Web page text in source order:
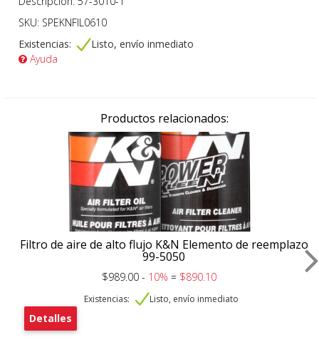
SKU: SPEKNFIL0610
Existencias:
Listo, envío inmediato
Ayuda
Productos relacionados:
Filtro de aire de alto flujo K&N Elemento de reemplazo
99-5050
$989.00 - 10%= $890.10
Existencias: Listo, envío inmediato
Detalles